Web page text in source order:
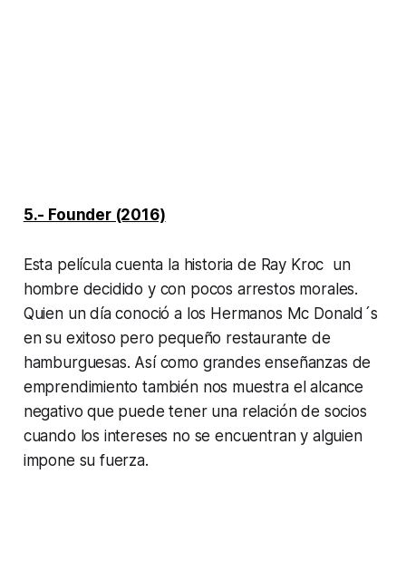
5.- Founder (2016)
Esta película cuenta la historia de Ray Kroc un
hombre decidido y con pocos arrestos morales.
Quien un día conoció a los Hermanos Mc Donald´s
en su exitoso pero pequeño restaurante de
hamburguesas. Así como grandes enseñanzas de
emprendimiento también nos muestra el alcance
negativo que puede tener una relación de socios
cuando los intereses no se encuentran y alguien
impone su fuerza.